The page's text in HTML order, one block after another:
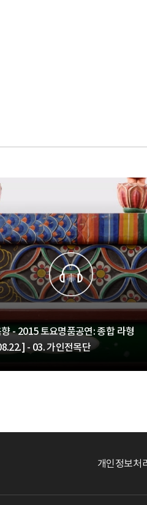
- 2015 토요명품공연: 종합 라형
- 03. 가인전목단
개인정보처